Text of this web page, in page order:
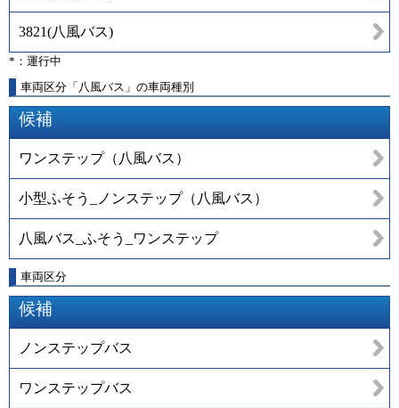
3821(八風バス)
*：運行中
車両区分「八風バス」の車両種別
候補
ワンステップ（八風バス）
小型ふそう_ノンステップ（八風バス）
八風バス_ふそう_ワンステップ
車両区分
候補
ノンステップバス
ワンステップバス